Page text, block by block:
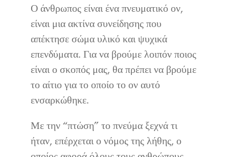
Ο άνθρωπος είναι ένα πνευματικό ον,
είναι μια ακτίνα συνείδησης που
απέκτησε σώμα υλικό και ψυχικά
επενδύματα. Για να βρούμε λοιπόν ποιος
είναι ο σκοπός μας, θα πρέπει να βρούμε
το αίτιο για το οποίο το ον αυτό
ενσαρκώθηκε.
Με την “πτώση” το πνεύμα ξεχνά τι
ήταν, επέρχεται ο νόμος της λήθης, ο